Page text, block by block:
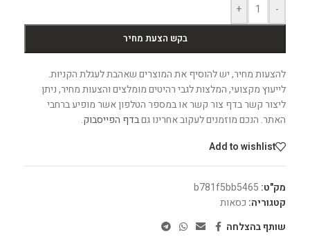
-
+
בקש הצעת מחיר
להצעות מחיר, יש להוסיף את המוצרים שאהבת לעגלת הקניות.
לייעוץ מקצועי, המלצות לגבי רהיטים מומלצים והצעות מחיר, ניתן
ליצור קשר בדף צור קשר או במספר הטלפון אשר מופיע ברחבי
האתר. הנכם מוזמנים לעקוב אחרינו גםבדף הפייסבוק.
Add to wishlist
מק"ט: b781f5bb5465
קטגוריה: כסאות
שותף בהצלחה